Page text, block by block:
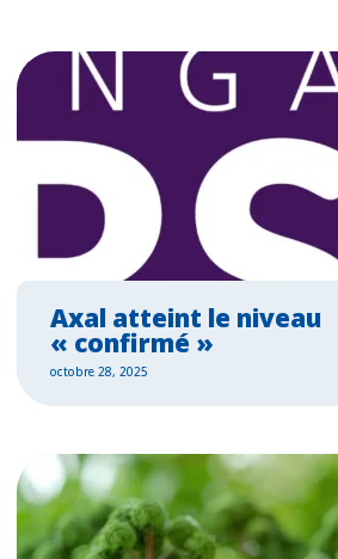
Axal atteint le niveau
« confirmé »
octobre 28, 2025